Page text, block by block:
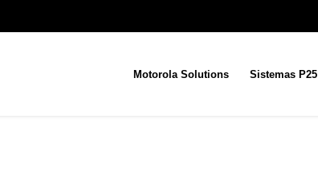
Motorola Solutions Sistemas P25